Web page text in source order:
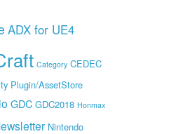
ADX for UE4
Category CEDEC
Plugin/AssetStore
GDC GDC2018 Honmax
Nintendo